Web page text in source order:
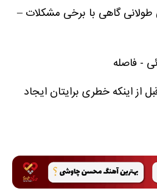
گاهی با برخی مشکلات –
- فاصله
از اینکه خطری برایتان ایجاد